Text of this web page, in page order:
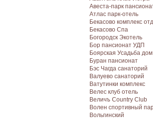
Авеста-парк
Атлас парк-отель
Бекасово комплекс
Бекасово Спа
Богородск Экотель
Бор пансионат УДП
Боярская Усадьба
Буран пансионат
Бэс Чагда санаторий
Валуево санаторий
Ватутинки комплекс
Велес клуб отель
Величъ Country Club
Волен спортивный
Вольгинский